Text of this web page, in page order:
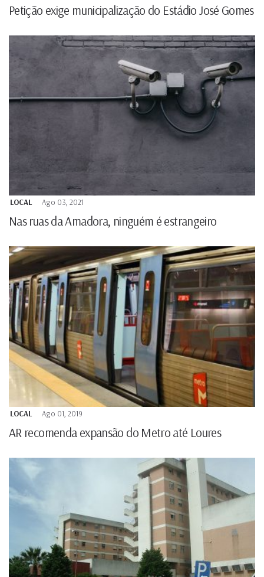
Petição exige municipalização do Estádio José Gomes
LOCAL Ago 03, 2021
Nas ruas da Amadora, ninguém é estrangeiro
LOCAL Ago 01, 2019
AR recomenda expansão do Metro até Loures